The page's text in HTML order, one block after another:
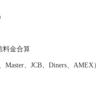
料金合算
、JCB、Diners、AMEX）